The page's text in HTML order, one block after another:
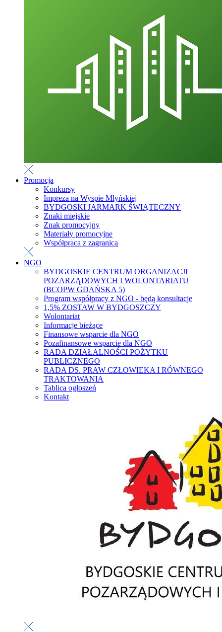
Promocja
Konkursy
Impreza na Wyspie Młyńskiej
BYDGOSKI JARMARK ŚWIĄTECZNY
Znaki miejskie
Znak promocyjny
Materiały promocyjne
Współpraca z zagranicą
NGO
BYDGOSKIE CENTRUM ORGANIZACJI
POZARZĄDOWYCH I WOLONTARIATU
(BCOPW GDAŃSKA 5)
Program współpracy z NGO - będą konsultacje
1,5% ZOSTAW W BYDGOSZCZY
Wolontariat
Informacje bieżące
Finansowe wsparcie dla NGO
Pozafinansowe wsparcie dla NGO
RADA DZIAŁALNOŚCI POŻYTKU
PUBLICZNEGO
RADA DS. PRAW CZŁOWIEKA I RÓWNEGO
TRAKTOWANIA
Tablica ogłoszeń
Kontakt